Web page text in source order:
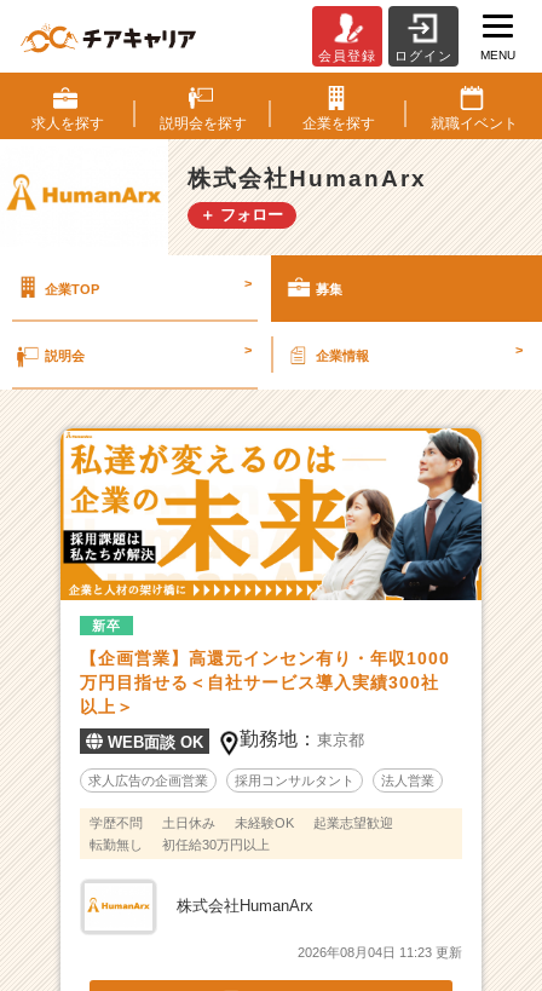
式
会
社
H
u
m
r
採
用/
求
人
一
覧
企
業
採
用
題
を、
「あ
た
の
イ
で
会員登録 ログイン MENU
求人を探す 説明会を探す 企業を探す 就職イベント
株式会社HumanArx
＋ フォロー
企業TOP > 募集
説明会 > 企業情報 >
新卒
【企画営業】高還元インセン有り・年収1000
万円目指せる＜自社サービス導入実績300社
以上＞
WEB面談 OK 勤務地：東京都
求人広告の企画営業 採用コンサルタント 法人営業
学歴不問 土日休み 未経験OK
起業志望歓迎
転勤無し
初任給30万円以上
株式会社HumanArx
2026年08月04日 11:23 更新